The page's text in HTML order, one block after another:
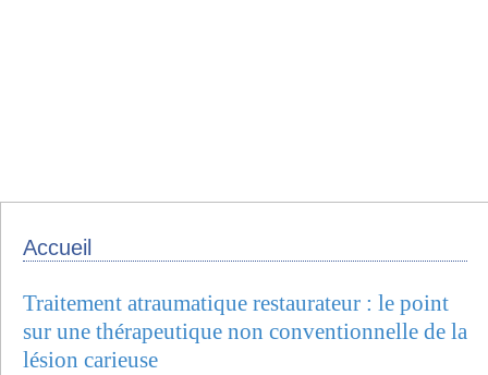
Accueil
Traitement atraumatique restaurateur : le point
sur une thérapeutique non conventionnelle de la
lésion carieuse